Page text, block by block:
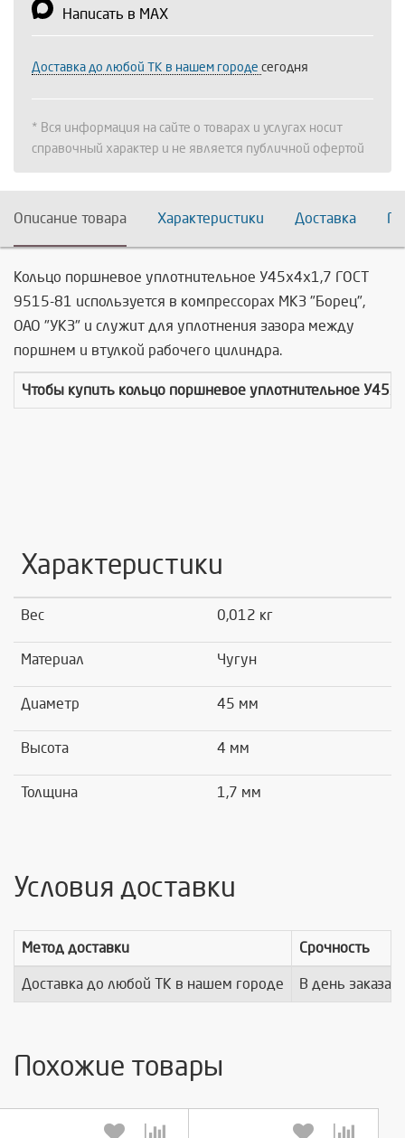
Написать в MAX
Доставка до любой ТК в нашем городе сегодня
* Вся информация на сайте о товарах и услугах носит
справочный характер и не является публичной офертой
Описание товара Характеристики Доставка
Кольцо поршневое уплотнительное У45х4х1,7 ГОСТ
9515-81 используется в компрессорах МКЗ "Борец",
ОАО "УКЗ" и служит для уплотнения зазора между
поршнем и втулкой рабочего цилиндра.
Чтобы купить кольцо поршневое уплотнительное
Характеристики
Вес 0,012 кг
Материал Чугун
Диаметр 45 мм
Высота 4 мм
Толщина 1,7 мм
Условия доставки
Метод доставки Срочность
Доставка до любой ТК в нашем городе В день заказа
Похожие товары